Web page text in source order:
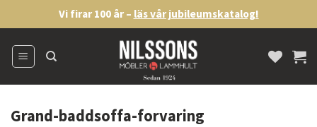
to
content
Vi firar 100 år – läs vår jubileumskatalog!
Grand-baddsoffa-forvaring